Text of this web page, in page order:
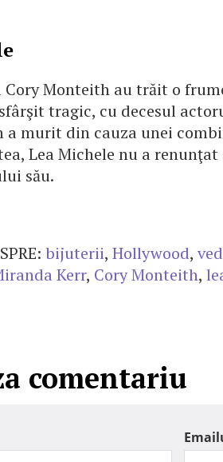
Cory Monteith au trăit o
tragic, cu decesul
a murit din cauza unei
Lea Michele nu a
său.
bijuterii, Hollywood,
Kerr, Cory Monteith,
comentariu